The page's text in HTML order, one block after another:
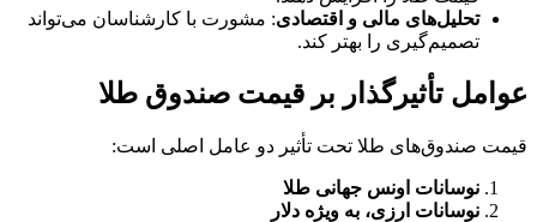
تحلیل‌های مالی و اقتصادی: مشورت با کارشناسان می‌تواند
تصمیم‌گیری را بهتر کند.
عوامل تأثیرگذار بر قیمت صندوق طلا
قیمت صندوق‌های طلا تحت تأثیر دو عامل اصلی است:
نوسانات اونس جهانی طلا
نوسانات ارزی، به ویژه دلار